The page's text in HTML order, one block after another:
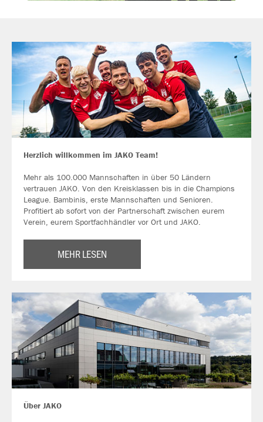
Herzlich willkommen im JAKO Team!
Mehr als 100.000 Mannschaften in über 50 Ländern
vertrauen JAKO. Von den Kreisklassen bis in die Champions
League. Bambinis, erste Mannschaften und Senioren.
Profitiert ab sofort von der Partnerschaft zwischen eurem
Verein, eurem Sportfachhändler vor Ort und JAKO.
MEHR LESEN
Über JAKO